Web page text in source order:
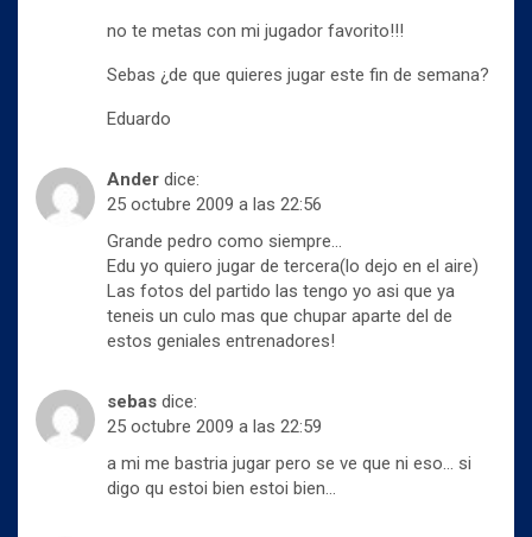
no te metas con mi jugador favorito!!!
Sebas ¿de que quieres jugar este fin de semana?
Eduardo
Ander dice:
25 octubre 2009 a las 22:56
Grande pedro como siempre…
Edu yo quiero jugar de tercera(lo dejo en el aire)
Las fotos del partido las tengo yo asi que ya
teneis un culo mas que chupar aparte del de
estos geniales entrenadores!
sebas dice:
25 octubre 2009 a las 22:59
a mi me bastria jugar pero se ve que ni eso… si
digo qu estoi bien estoi bien…